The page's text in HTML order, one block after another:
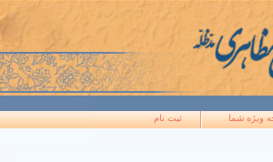
ويژه شما ثبت نام